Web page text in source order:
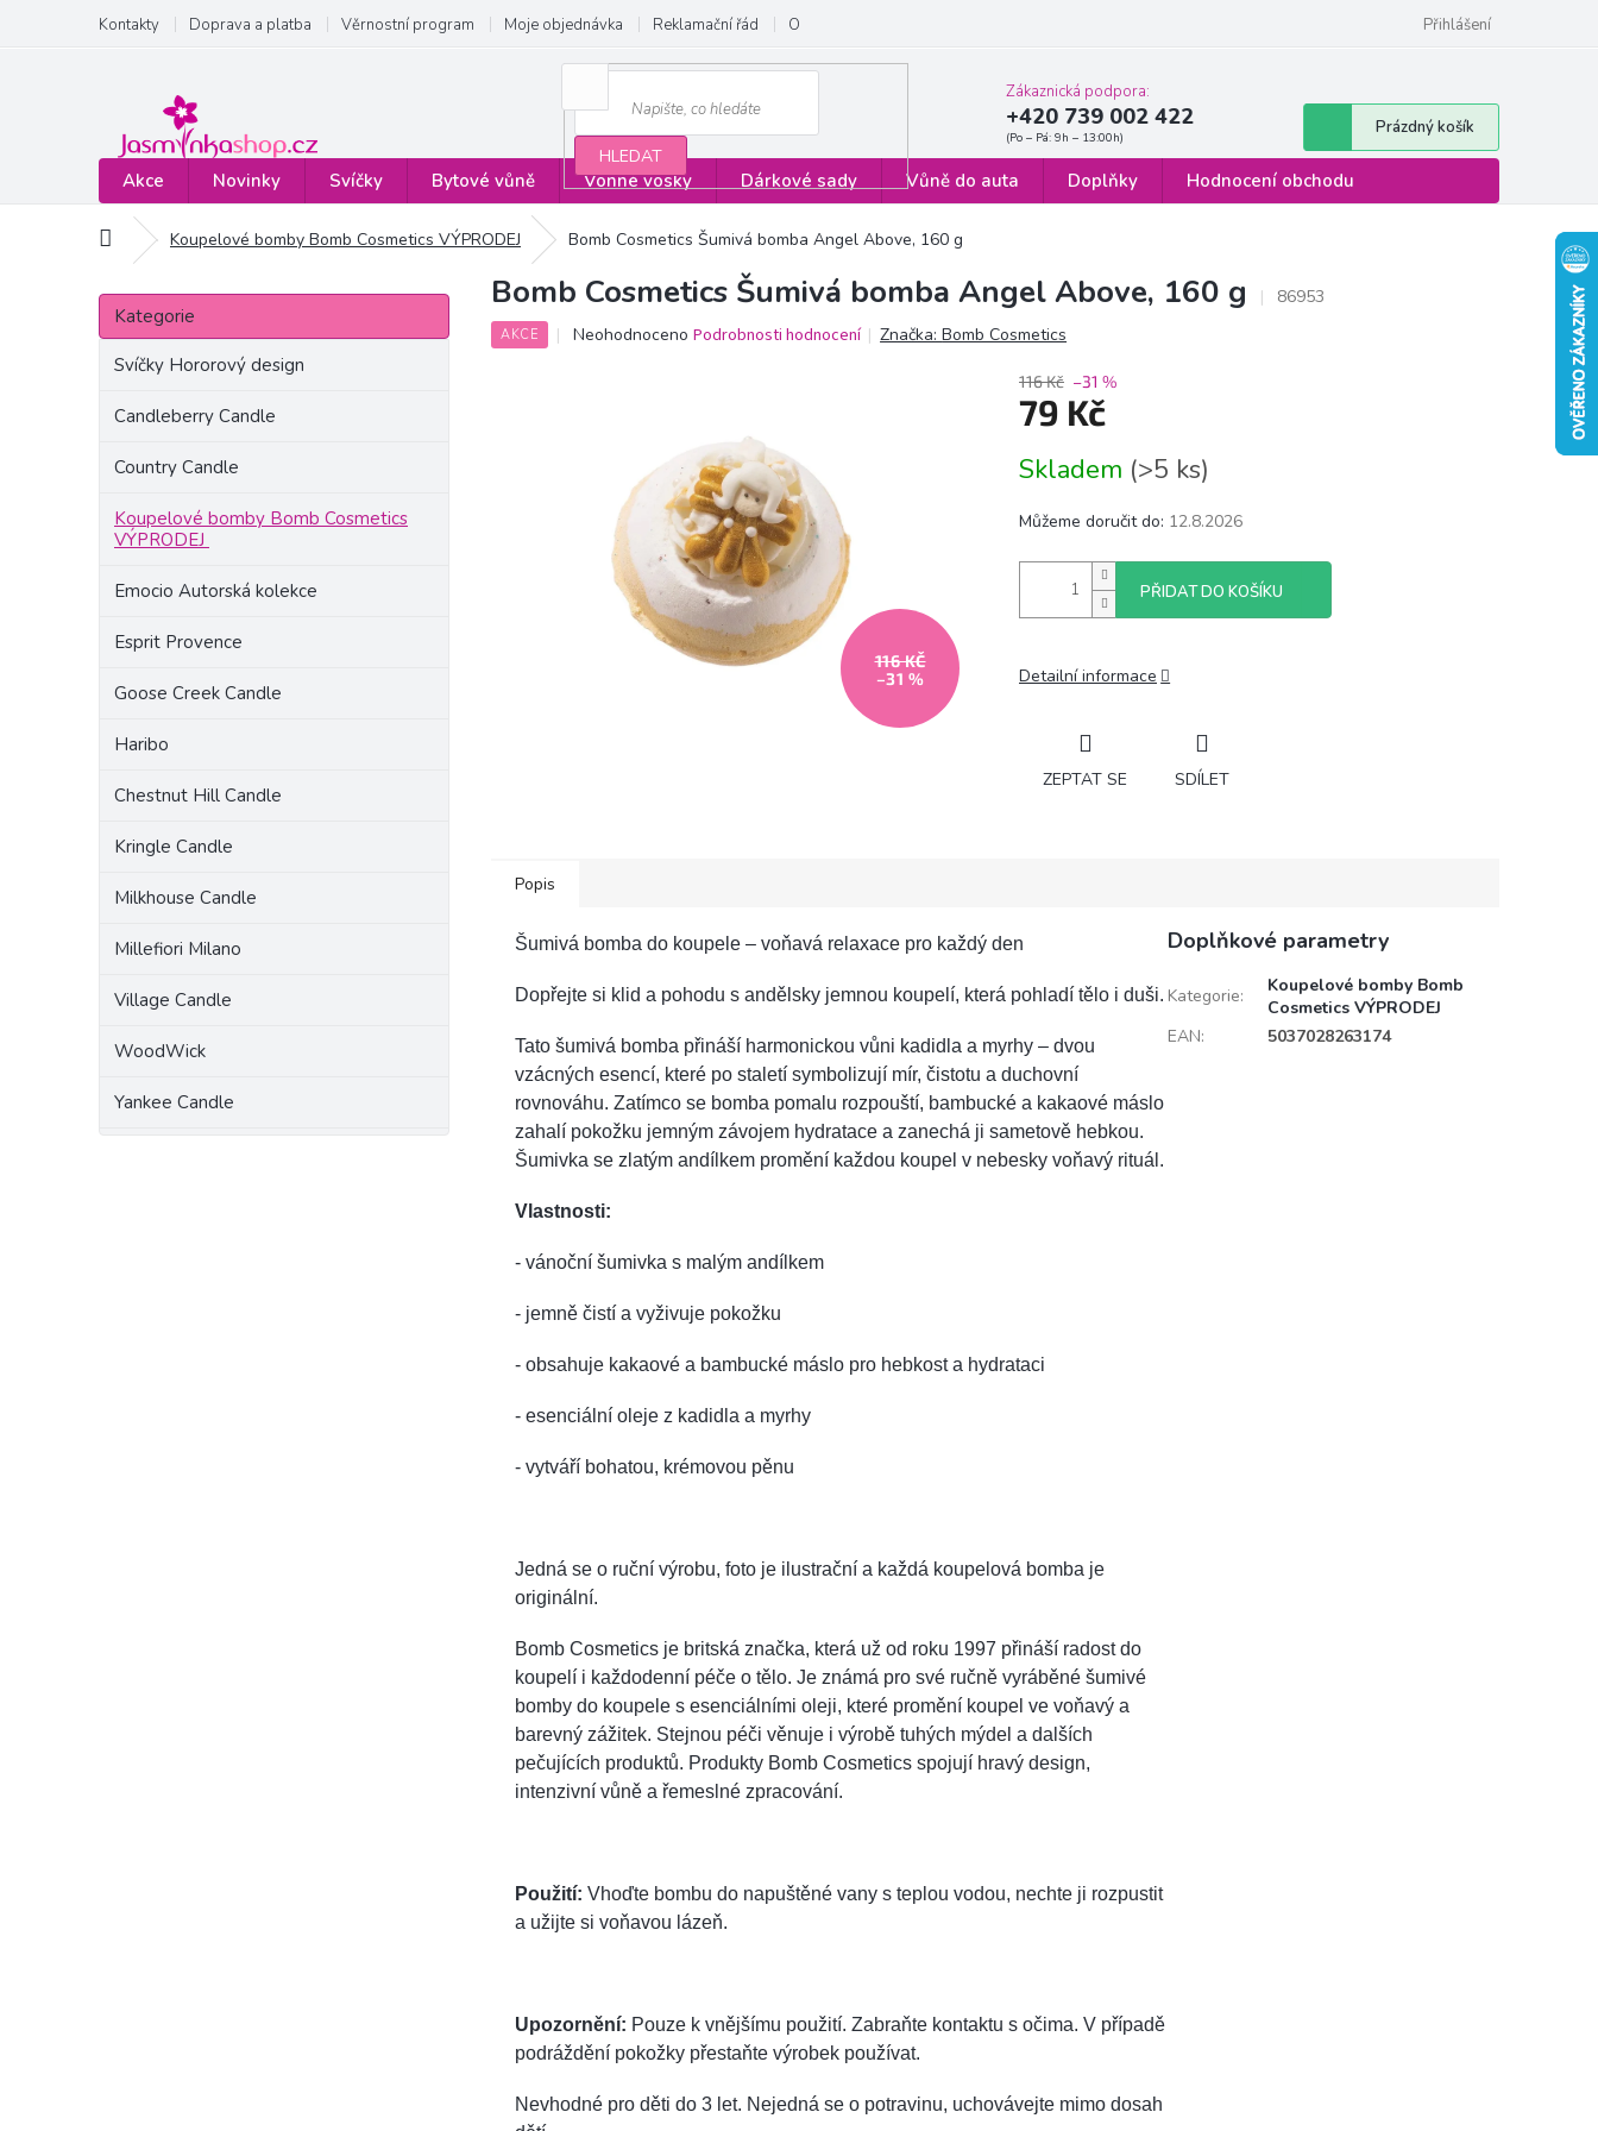
obsah
Kontakty Doprava a platba Věrnostní program Moje objednávka Reklamační řád Obchodní podmínky Formulář pro odstoupení od smlouvy
Přihlášení
HLEDAT
Zákaznická podpora:
+420 739 002 422
Nákupní
košík
Prázdný košík
Akce Novinky Svíčky Bytové vůně Vonné vosky Dárkové sady Vůně do auta Doplňky Hodnocení obchodu
Domů Koupelové bomby Bomb Cosmetics VÝPRODEJ Bomb Cosmetics Šumivá bomba Angel Above, 160 g
P
s
Přeskočit
kategorie
Kategorie
Svíčky Hororový design
Candleberry Candle
Country Candle
Koupelové bomby Bomb Cosmetics
VÝPRODEJ
Emocio Autorská kolekce
Esprit Provence
Goose Creek Candle
Haribo
Chestnut Hill Candle
Kringle Candle
Milkhouse Candle
Millefiori Milano
Village Candle
WoodWick
Yankee Candle
Bomb Cosmetics Šumivá bomba Angel Above, 160 g 86953
AKCE
Průměrné
hvězdiček.
Neohodnoceno Podrobnosti hodnocení Značka:Bomb Cosmetics
116 KČ
–31 %
116 Kč –31 %
79 Kč
cena:
Skladem (>5 ks)
Můžeme doručit do: 12.8.2026
PŘIDAT DO KOŠÍKU
Detailní informace
ZEPTAT SE SDÍLET
Popis
Šumivá bomba do koupele – voňavá relaxace pro každý den
Dopřejte si klid a pohodu s andělsky jemnou koupelí, která pohladí tělo i duši.
Tato šumivá bomba přináší harmonickou vůni kadidla a myrhy – dvou
vzácných esencí, které po staletí symbolizují mír, čistotu a duchovní
rovnováhu. Zatímco se bomba pomalu rozpouští, bambucké a kakaové máslo
zahalí pokožku jemným závojem hydratace a zanechá ji sametově hebkou.
Šumivka se zlatým andílkem promění každou koupel v nebesky voňavý rituál.
Vlastnosti:
- vánoční šumivka s malým andílkem
- jemně čistí a vyživuje pokožku
- obsahuje kakaové a bambucké máslo pro hebkost a hydrataci
- esenciální oleje z kadidla a myrhy
- vytváří bohatou, krémovou pěnu
Jedná se o ruční výrobu, foto je ilustrační a každá koupelová bomba je
originální.
Bomb Cosmetics je britská značka, která už od roku 1997 přináší radost do
koupelí i každodenní péče o tělo. Je známá pro své ručně vyráběné šumivé
bomby do koupele s esenciálními oleji, které promění koupel ve voňavý a
barevný zážitek. Stejnou péči věnuje i výrobě tuhých mýdel a dalších
pečujících produktů. Produkty Bomb Cosmetics spojují hravý design,
intenzivní vůně a řemeslné zpracování.
Použití: Vhoďte bombu do napuštěné vany s teplou vodou, nechte ji rozpustit
a užijte si voňavou lázeň.
Upozornění: Pouze k vnějšímu použití. Zabraňte kontaktu s očima. V případě
podráždění pokožky přestaňte výrobek používat.
Nevhodné pro děti do 3 let. Nejedná se o potravinu, uchovávejte mimo dosah
Doplňkové parametry
Kategorie:
Koupelové bomby Bomb
Cosmetics VÝPRODEJ
EAN: 5037028263174